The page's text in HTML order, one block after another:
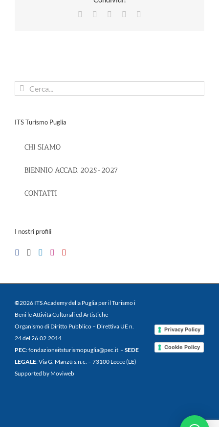
Facebook LinkedInPinterest
Cerca
ITS Turismo Puglia
CHI SIAMO
BIENNIO ACCAD. 2025-2027
CONTATTI
I nostri profili
©2026 ITS Academy della Puglia per il Turismo i
Beni le Attività Culturali ed Artistiche
Organismo di Diritto Pubblico – Direttiva UE n.
24 del 26.02.2014
PEC: fondazioneitsturismopuglia@pec.it – SEDE
LEGALE: Via G. Manzù s.n.c. – 73100 Lecce (LE)
Supported by Moviweb
Privacy Policy
Cookie Policy